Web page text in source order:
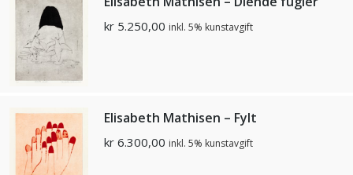
kr 5.250,00 inkl. 5% kunstavgift
Elisabeth Mathisen – Fylt
kr 6.300,00 inkl. 5% kunstavgift